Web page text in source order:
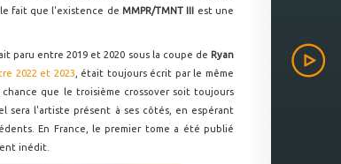
fait que l'existence deMMPR/TMNT III
est une
paru entre 2019 et 2020 sous la coupe de Ryan
2022 et 2023 , était toujours écrit par le même
que le troisième crossover soit toujours
sera l'artiste présent à ses côtés, en espérant
En France, le premier tome a été publié
inédit.